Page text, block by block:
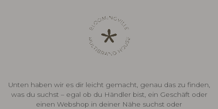
Unten haben wir es dir leicht gemacht, genau das zu finden,
was du suchst – egal ob du Händler bist, ein Geschäft oder
einen Webshop in deiner Nähe suchst oder